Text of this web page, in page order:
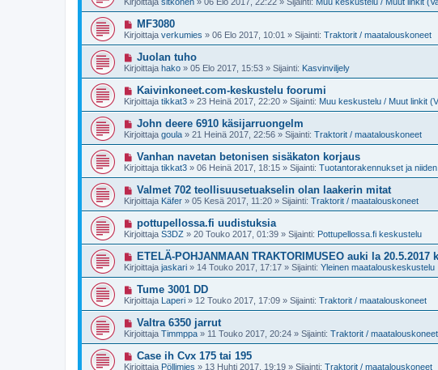
i
i
e
t
i
s
v
i
e
s
t
i
U
u
s
v
i
e
t
i
MF3080
Kirjoittaja verkumies » 06 Elo 2017, 10:01 » Sijainti: Traktorit / maatalouskoneet
U
u
s
v
i
e
s
t
i
Juolan tuho
Kirjoittaja hako » 05 Elo 2017, 15:53 » Sijainti: Kasvinviljely
U
u
s
v
i
e
s
t
i
Kaivinkoneet.com-keskustelu foorumi
Kirjoittaja tikkat3 » 23 Heinä 2017, 22:20 » Sijainti: Muu keskustelu / Muut linkit
U
u
s
i
e
s
t
i
John deere 6910 käsijarruongelm
Kirjoittaja goula » 21 Heinä 2017, 22:56 » Sijainti: Traktorit / maatalouskoneet
U
u
s
i
e
s
t
i
Vanhan navetan betonisen sisäkaton korjaus
Kirjoittaja tikkat3 » 06 Heinä 2017, 18:15 » Sijainti: Tuotantorakennukset ja
U
u
s
i
e
t
i
Valmet 702 teollisuusetuakselin olan laakerin mitat
Kirjoittaja Käfer » 05 Kesä 2017, 11:20 » Sijainti: Traktorit / maatalouskoneet
U
u
s
v
i
e
s
t
i
pottupellossa.fi uudistuksia
Kirjoittaja S3DZ » 20 Touko 2017, 01:39 » Sijainti: Pottupellossa.fi keskustelu
U
u
s
i
e
s
t
i
ETELÄ-POHJANMAAN TRAKTORIMUSEO auki la 20.5.2017
Kirjoittaja jaskari » 14 Touko 2017, 17:17 » Sijainti: Yleinen maatalouskeskustelu
U
u
s
i
e
s
t
Tume 3001 DD
Kirjoittaja Laperi » 12 Touko 2017, 17:09 » Sijainti: Traktorit / maatalouskoneet
U
u
s
v
Valtra 6350 jarrut
Kirjoittaja Timmppa » 11 Touko 2017, 20:24 » Sijainti: Traktorit / maatalouskoneet
U
u
Case ih Cvx 175 tai 195
Kirjoittaja Pöllimies » 13 Huhti 2017, 19:19 » Sijainti: Traktorit / maatalouskoneet